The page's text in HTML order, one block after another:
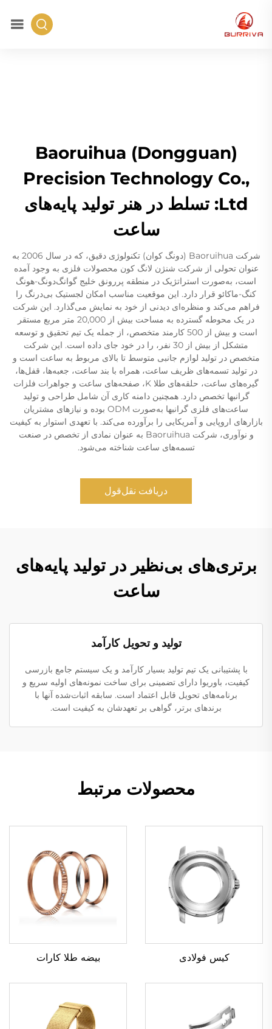
Baoruihua (Dongguan)
Precision Technology Co.,
Ltd: تسلط در هنر تولید پایه‌های
ساعت
شرکت Baoruihua (دونگ کوان) تکنولوژی دقیق، که در سال 2006 به
عنوان تحولی از شرکت شنژن لانگ کون محصولات فلزی به وجود آمده
است، به‌صورت استراتژیک در منطقه پررونق خلیج گوانگ‌دونگ-هونگ
کنگ-ماکائو قرار دارد. این موقعیت مناسب امکان لجستیک بی‌درنگ را
فراهم می‌کند و منظره‌ای دیدنی از خود به نمایش می‌گذارد. این شرکت
در یک محوطه گسترده به مساحت بیش از 20,000 متر مربع مستقر
است و بیش از 500 کارمند متخصص، از جمله یک تیم تحقیق و توسعه
متشکل از بیش از 30 نفر، را در خود جای داده است. این شرکت
متخصص در تولید لوازم جانبی متوسط تا بالای مربوط به ساعت است و
در تولید تسمه‌های ظریف ساعت، همراه با بند ساعت، جعبه‌ها، قفل‌ها،
گیره‌های ساعت، حلقه‌های طلا K، صفحه‌های ساعت و جواهرات فلزات
گرانبها تخصص دارد. همچنین دامنه کاری آن شامل طراحی و تولید
ساعت‌های فلزی گرانبها به‌صورت ODM بوده و نیازهای مشتریان
بازارهای اروپایی و آمریکایی را برآورده می‌کند. با تعهدی استوار به کیفیت
و نوآوری، شرکت Baoruihua به عنوان نمادی از تخصص در صنعت
تسمه‌های ساعت شناخته می‌شود.
دریافت نقل‌قول
برتری‌های بی‌نظیر در تولید پایه‌های
ساعت
تولید و تحویل کارآمد
با پشتیبانی یک تیم تولید بسیار کارآمد و یک سیستم جامع بازرسی
کیفیت، باوریوا دارای تضمینی برای ساخت نمونه‌های اولیه سریع و
برنامه‌های تحویل قابل اعتماد است. سابقه اثبات‌شده آنها با
برندهای برتر، گواهی بر تعهدشان به کیفیت است.
محصولات مرتبط
کیس فولادی بیضه طلا کارات